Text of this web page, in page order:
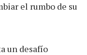
el rumbo de su
un desafío